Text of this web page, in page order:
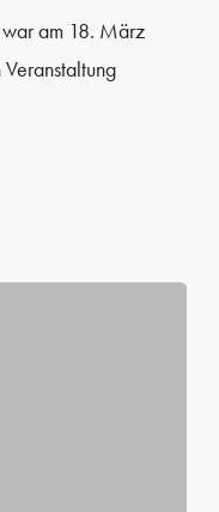
am 18. März